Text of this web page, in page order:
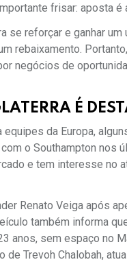
frisar: aposta é
se reforçar e ganhar
rebaixamento.
negócios de
É
da Europa,
o Southampton nos
e tem interesse no
Renato Veiga após
também informa
anos, sem espaço no
Trevoh Chalobah,